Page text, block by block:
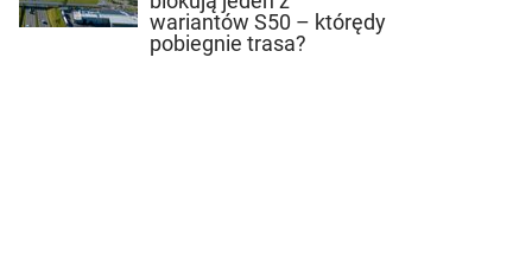
wariantów S50 – którędy
pobiegnie trasa?